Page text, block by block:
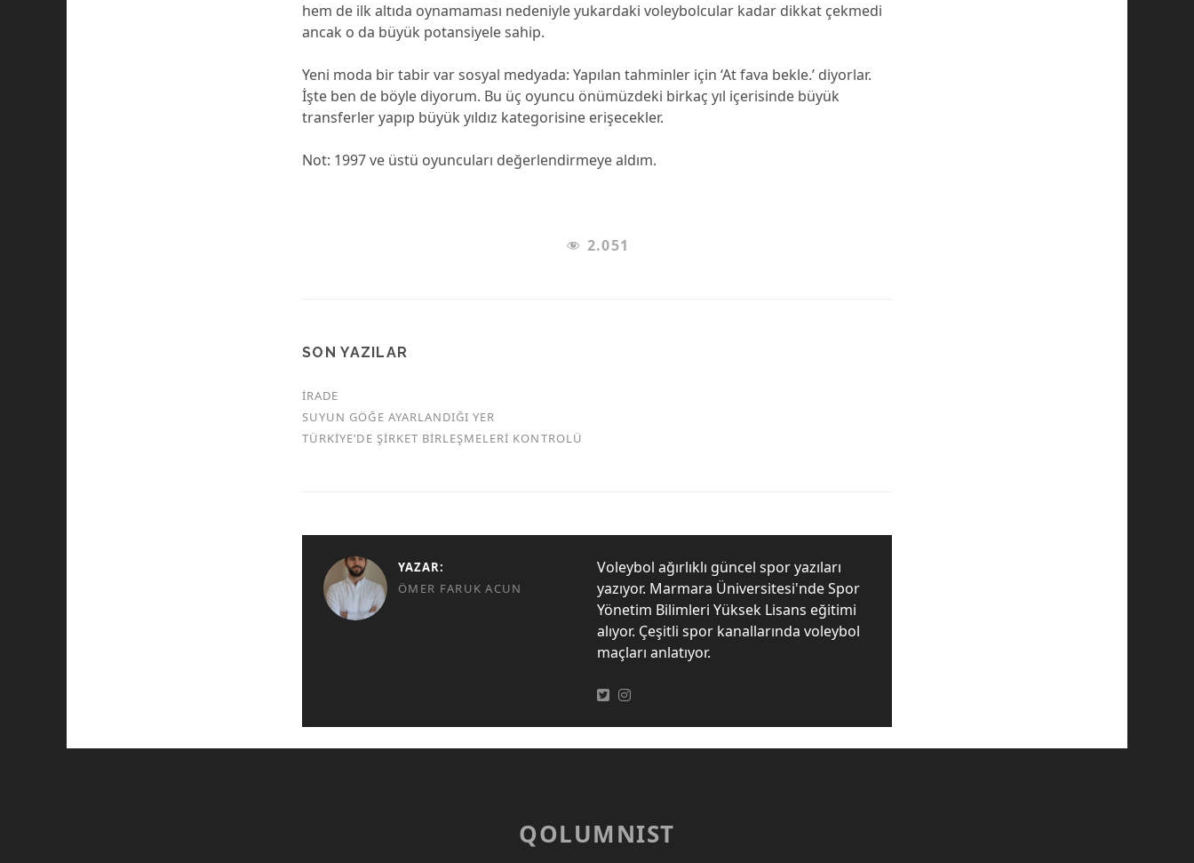
hem de ilk altıda oynamaması nedeniyle yukardaki voleybolcular kadar dikkat çekmedi
ancak o da büyük potansiyele sahip.
Yeni moda bir tabir var sosyal medyada: Yapılan tahminler için ‘At fava bekle.’ diyorlar.
İşte ben de böyle diyorum. Bu üç oyuncu önümüzdeki birkaç yıl içerisinde büyük
transferler yapıp büyük yıldız kategorisine erişecekler.
Not: 1997 ve üstü oyuncuları değerlendirmeye aldım.
2.051
SON YAZILAR
İRADE
SUYUN GÖĞE AYARLANDIĞI YER
TÜRKİYE’DE ŞİRKET BİRLEŞMELERİ KONTROLÜ
YAZAR:
ÖMER FARUK ACUN
Voleybol ağırlıklı güncel spor yazıları
yazıyor. Marmara Üniversitesi'nde Spor
Yönetim Bilimleri Yüksek Lisans eğitimi
alıyor. Çeşitli spor kanallarında voleybol
maçları anlatıyor.
QOLUMNIST